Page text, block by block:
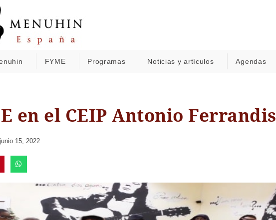
FYME Programas Noticias y artículos Agendas
en el CEIP Antonio Ferrandis
junio 15, 2022